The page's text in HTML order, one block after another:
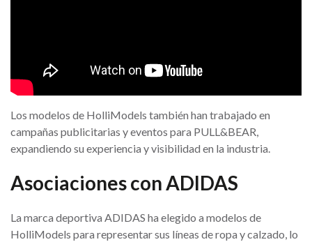
Los modelos de HolliModels también han trabajado en
campañas publicitarias y eventos para PULL&BEAR,
expandiendo su experiencia y visibilidad en la industria.
Asociaciones con ADIDAS
La marca deportiva ADIDAS ha elegido a modelos de
HolliModels para representar sus líneas de ropa y calzado, lo